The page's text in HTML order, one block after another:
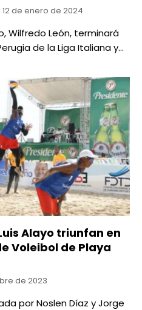
12 de enero de 2024
Wilfredo León, terminará
de la Liga Italiana y…
Alayo triunfan en
Voleibol de Playa
de 2023
por Noslen Díaz y Jorge